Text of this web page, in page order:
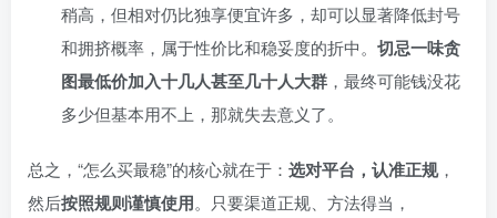
稍高，但相对仍比独享便宜许多，却可以显著降低封号
和拥挤概率，属于性价比和稳妥度的折中。 切忌一味贪
图最低价加入十几人甚至几十人大群 ，最终可能钱没花
多少但基本用不上，那就失去意义了。
总之，“怎么买最稳”的核心就在于： 选对平台，认准正规，
然后按照规则谨慎使用。只要渠道正规、方法得当，